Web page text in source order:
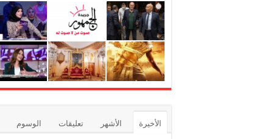
الأخيرة الأشهر تعليقات الوسوم